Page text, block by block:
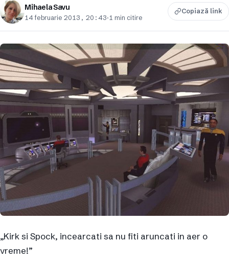
Mihaela Savu
14 februarie 2013, 20:43·1 min citire
Copiază link
„Kirk si Spock, incearcati sa nu fiti aruncati in aer o
vreme!”